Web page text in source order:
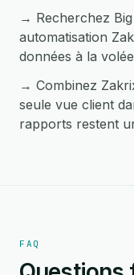
→ Recherchez
automatisation
données à la
→ Combinez
seule vue client
rapports restent
FAQ